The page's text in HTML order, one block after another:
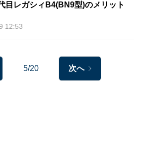
目レガシィB4(BN9型)のメリット
12:53
5/20 次へ